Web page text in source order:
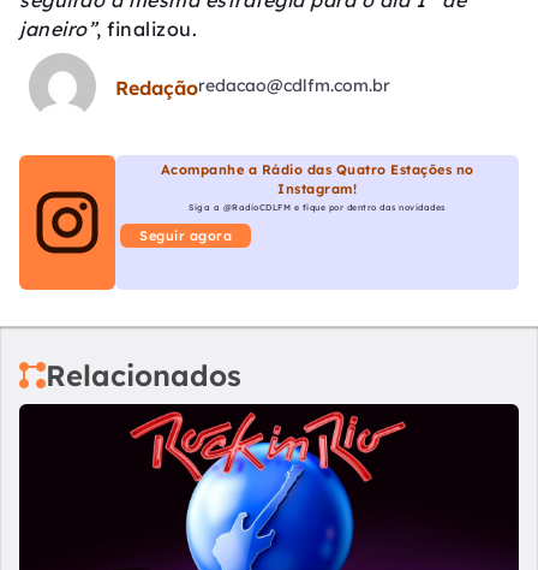
janeiro”, finalizou.
Redaçãoredacao@cdlfm.com.br
Acompanhe a Rádio das Quatro Estações no
Instagram!
Siga a @RadioCDLFM e fique por dentro das novidades
Seguir agora
Relacionados